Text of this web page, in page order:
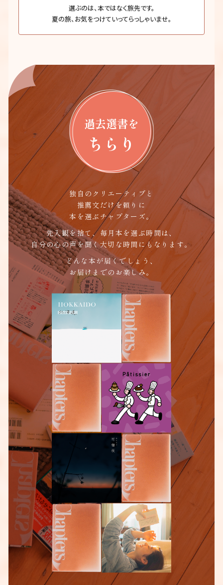
選ぶのは、本ではなく旅先です。
夏の旅、お気をつけていってらっしゃいませ。
過去選書を
ちらり
独自のクリエーティブと
推薦文だけを頼りに
本を選ぶチャプターズ。
先入観を捨て、毎月本を選ぶ時間は、
自分の心の声を聞く大切な時間にもなります。
どんな本が届くでしょう、
お届けまでのお楽しみ。